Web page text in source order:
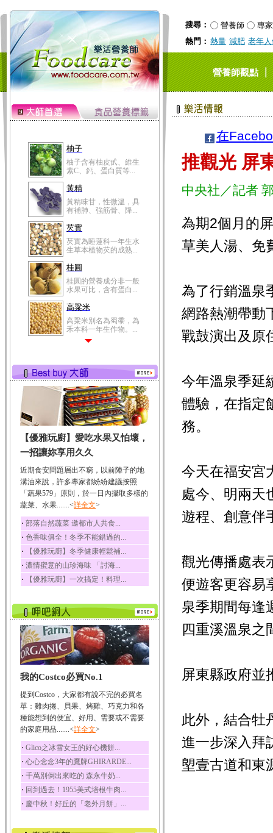
搜尋： 營養師
專家
熱門： 熱量 減肥 老年
營養師觀點｜
柚子
柚子含有柚皮甙、維生
素C、鈣、蛋白質等...
黃精
黃精味甘，性微溫，具
有補肺、強筋骨、降...
芡實
芡實為睡蓮科一年生水
生草本植物芡的成熟...
桂圓
桂圓的營養成分非一般
水果可比，含有蛋白...
高粱米
高粱米別名為蜀黍，為
禾本科一年生作物。...
有蛋白質、脂肪、磷...
鮪魚
鮪魚肚肉中的不飽和脂
肪酸內富含EPA和DH...
韭菜
韭菜所含的膳食纖維能
幫助消化與通便；揮...
冬瓜
冬瓜營養價值高，鈉含
量極低是水腫病人的...
豆豉
豆豉裡頭含有營養的蛋
白質、脂肪、鈣、磷...
榛果
榛果裡所含的營養素有
蛋白質、脂肪、醣類...
迷迭香
酸、迷迭香酸、植物...
咖啡
咖啡中的咖啡因會刺激
中樞神經系統，特別...
椰子
椰子含有糖類、脂肪、
荔枝
荔枝性質溫和所含的營
養素有醣類、檸檬酸...
五味子
五味子性質溫熱所含營
養成分有揮發油、檸...
草魚
草魚含有維生素A、維生
素C、及豐富的蛋白...
【優雅玩廚】愛吃水果又怕壞，
一招讓妳享用久久
近期食安問題層出不窮，以前陣子的地
溝油來說，許多專家都紛紛建議按照
「蔬果579」原則，於一日內攝取多樣的
蔬菜、水果.......<詳全文>
‧ 部落自然蔬菜 邀都市人共食...
‧ 色香味俱全！冬季不能錯過的...
‧ 【優雅玩廚】冬季健康輕鬆補...
‧ 濃情蜜意的山珍海味 「討海...
‧ 【優雅玩廚】一次搞定！料理...
我的Costco必買No.1
提到Costco，大家都有說不完的必買名
單：雞肉捲、貝果、烤雞、巧克力和各
種能想到的便宜、好用、需要或不需要
的家庭用品.......<詳全文>
‧ Glico之冰雪女王的好心機餅...
‧ 心心念念3年的鷹牌GHIRARDE...
‧ 千萬別倒出來吃的 森永牛奶...
‧ 回到過去！1955美式培根牛肉...
‧ 慶中秋！好丘的「老外月餅」...
在
推觀光 屏
中央社／記者
為期2個月的
草美人湯、免
為了行銷溫泉
網路熱潮帶動
戰鼓演出及原
今年溫泉季延
體驗，在指定
務。
今天在福安宮
處今、明兩天
遊程、創意伴
觀光傳播處表
便遊客更容易
泉季期間每逢
四重溪溫泉之
屏東縣政府並
此外，結合牡
進一步深入拜
塱壹古道和東